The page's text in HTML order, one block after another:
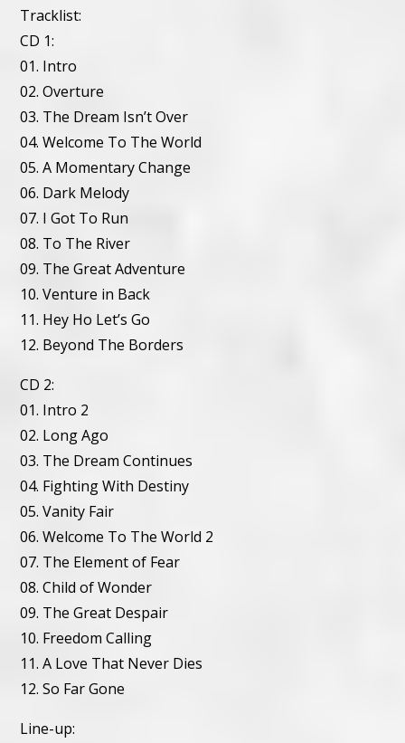
Tracklist:
CD 1:
01. Intro
02. Overture
03. The Dream Isn’t Over
04. Welcome To The World
05. A Momentary Change
06. Dark Melody
07. I Got To Run
08. To The River
09. The Great Adventure
10. Venture in Back
11. Hey Ho Let’s Go
12. Beyond The Borders
CD 2:
01. Intro 2
02. Long Ago
03. The Dream Continues
04. Fighting With Destiny
05. Vanity Fair
06. Welcome To The World 2
07. The Element of Fear
08. Child of Wonder
09. The Great Despair
10. Freedom Calling
11. A Love That Never Dies
12. So Far Gone
Line-up: